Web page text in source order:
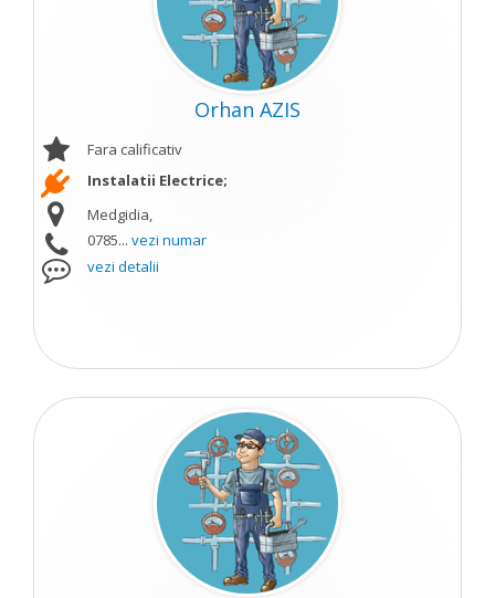
Orhan AZIS
Fara calificativ
Instalatii Electrice;
Medgidia,
0785... vezi numar
vezi detalii